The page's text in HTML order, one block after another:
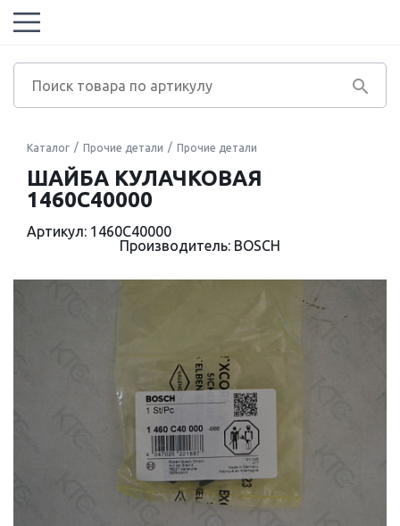
Каталог Прочие детали Прочие детали
ШАЙБА КУЛАЧКОВАЯ
1460C40000
Артикул: 1460C40000
Производитель: BOSCH